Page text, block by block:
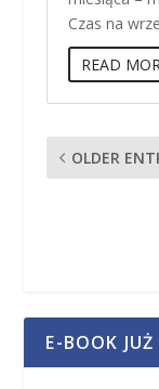
Czas na
READ
OLDER
E-BOOK